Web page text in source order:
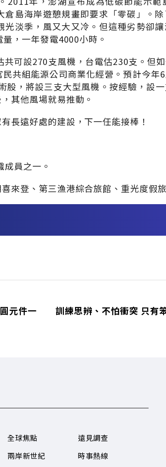
島海岸遊憩規畫即要求「零碳」。
淡季，風又大又冷。但這種劣勢卻
，一年發電4000小時。
可設270支風機，台電估230支。但
共組能源公司商業化經營。預計今年
股，將設三支大型風機。按經驗，設
其他風場就易推動。
長遠好處的建設，下一任能接棒！
員之一。
來登、第三漁港綜合旅館、重光度假旅
元件一
訓練思辨、不怕衝突 只有
全球焦點
兩岸新世紀
遠見調查
時事熱線